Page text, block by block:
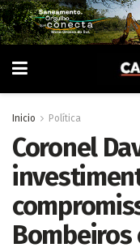
Inicio Política
Coronel
Bombeiros